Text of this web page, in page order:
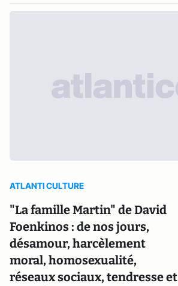
ATLANTI CULTURE
"La famille Martin" de David
Foenkinos : de nos jours,
désamour, harcèlement
moral, homosexualité,
réseaux sociaux, tendresse et